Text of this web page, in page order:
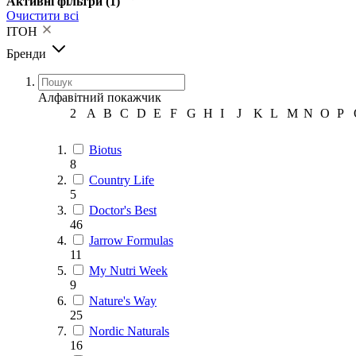
Очистити всі
ITOH
Бренди
Алфавітний покажчик
2
A B C D E F G H I J K L M N O P
Biotus
8
Country Life
5
Doctor's Best
46
Jarrow Formulas
11
My Nutri Week
9
Nature's Way
25
Nordic Naturals
16